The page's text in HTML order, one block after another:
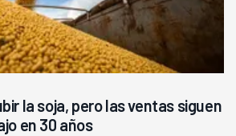
la soja, pero las ventas siguen
en 30 años